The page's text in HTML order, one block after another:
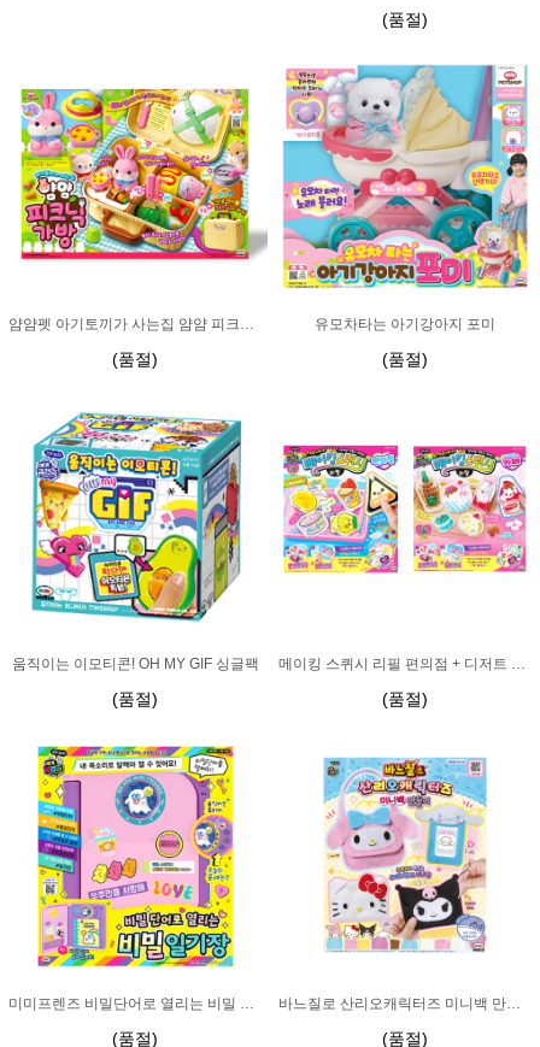
(품절)
얌얌펫 아기토끼가 사는집 얌얌 피크닉 가방
(품절)
유모차타는 아기강아지 포미
(품절)
움직이는 이모티콘! OH MY GIF 싱글팩
(품절)
메이킹 스퀴시 리필 편의점 + 디저트 카페
(품절)
미미프렌즈 비밀단어로 열리는 비밀 일기장
(품절)
바느질로 산리오캐릭터즈 미니백 만들기
(품절)